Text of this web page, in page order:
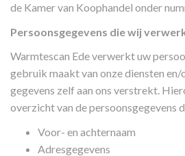
de Kamer van Koophandel onder
Persoonsgegevens die wij
Warmtescan Ede verwerkt uw
gebruik maakt van onze diensten
gegevens zelf aan ons verstrekt.
overzicht van de persoonsgegevens
Voor- en achternaam
Adresgegevens